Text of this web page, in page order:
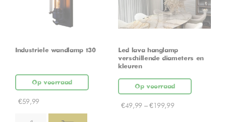
Industriele wandlamp t30
Op voorraad
€59,99
Led lava hanglamp –
verschillende diameters en
kleuren
Op voorraad
€49,99 –€199,99